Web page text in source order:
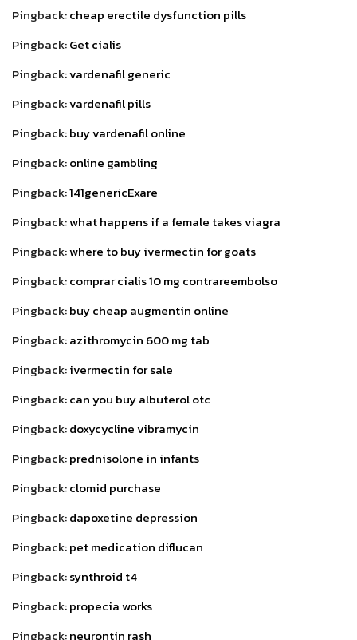
Pingback:cheap erectile dysfunction pills
Pingback:Get cialis
Pingback:vardenafil generic
Pingback:vardenafil pills
Pingback:buy vardenafil online
Pingback:online gambling
Pingback:141genericExare
Pingback:what happens if a female takes viagra
Pingback:where to buy ivermectin for goats
Pingback:comprar cialis 10 mg contrareembolso
Pingback:buy cheap augmentin online
Pingback:azithromycin 600 mg tab
Pingback:ivermectin for sale
Pingback:can you buy albuterol otc
Pingback:doxycycline vibramycin
Pingback:prednisolone in infants
Pingback:clomid purchase
Pingback:dapoxetine depression
Pingback:pet medication diflucan
Pingback:synthroid t4
Pingback:propecia works
Pingback:neurontin rash